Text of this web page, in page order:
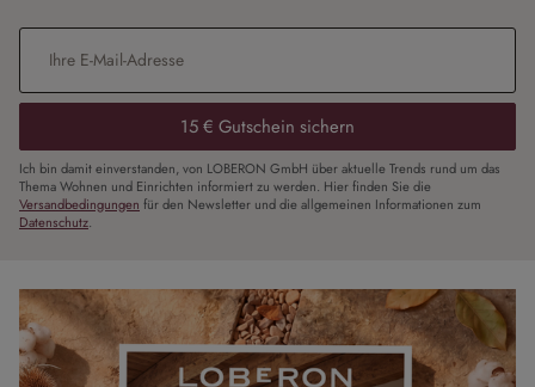
E-Mail-Adresse
15 € Gutschein sichern
Ich bin damit einverstanden, von LOBERON GmbH über aktuelle Trends rund um das
Thema Wohnen und Einrichten informiert zu werden. Hier finden Sie die
Versandbedingungen für den Newsletter und die allgemeinen Informationen zum
Datenschutz.